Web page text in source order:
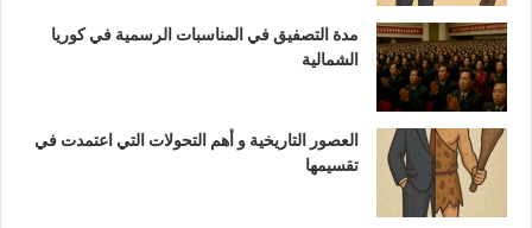
مدة التصفيق في المناسبات الرسمية في كوريا
الشمالية
العصور التاريخية و أهم التحولات التي اعتمدت في
تقسيمها